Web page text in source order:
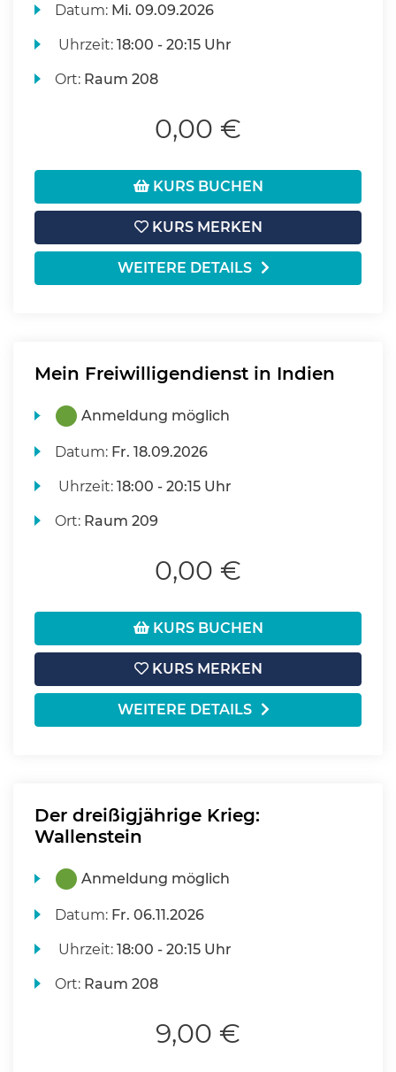
Datum: Mi. 09.09.2026
Uhrzeit:18:00 - 20:15 Uhr
Ort: Raum 208
0,00 €
KURS BUCHEN
KURS MERKEN
WEITERE DETAILS
Mein Freiwilligendienst in Indien
Anmeldung möglich
Datum: Fr. 18.09.2026
Uhrzeit:18:00 - 20:15 Uhr
Ort: Raum 209
0,00 €
KURS BUCHEN
KURS MERKEN
WEITERE DETAILS
Der dreißigjährige Krieg:
Wallenstein
Anmeldung möglich
Datum: Fr. 06.11.2026
Uhrzeit:18:00 - 20:15 Uhr
Ort: Raum 208
9,00 €